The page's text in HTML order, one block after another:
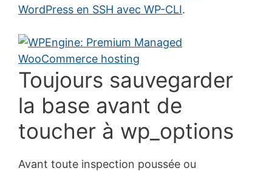
WordPress en SSH avec WP-CLI.
Toujours sauvegarder
la base avant de
toucher à wp_options
Avant toute inspection poussée ou